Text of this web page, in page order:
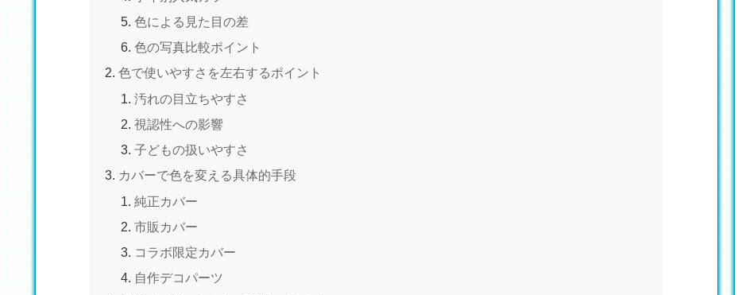
色による見た目の差
色の写真比較ポイント
色で使いやすさを左右するポイント
汚れの目立ちやすさ
視認性への影響
子どもの扱いやすさ
カバーで色を変える具体的手段
純正カバー
市販カバー
コラボ限定カバー
自作デコパーツ